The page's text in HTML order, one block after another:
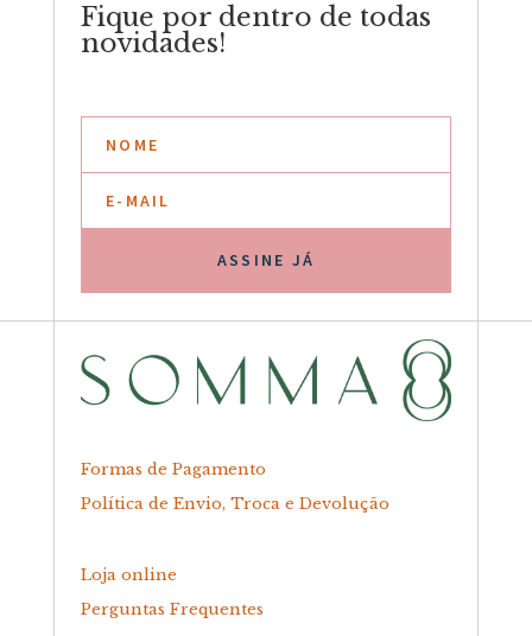
Fique por dentro de todas
novidades!
ASSINE JÁ
Formas de Pagamento
Política de Envio, Troca e Devolução
Loja online
Perguntas Frequentes